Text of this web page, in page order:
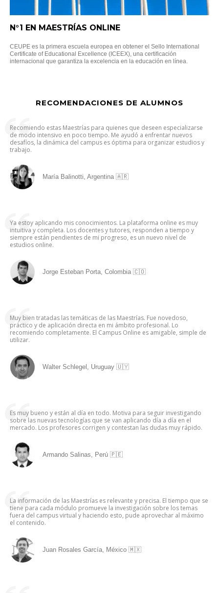
N°1 EN MAESTRÍAS ONLINE
CEUPE es la primera escuela europea en obtener el Sello International
Certificate of Educational Excellence (ICEEX), una certificación
internacional que garantiza la excelencia en la educación en línea.
RECOMENDACIONES DE ALUMNOS
Recomiendo estas Maestrías para quienes que deseen especializarse
de modo intensivo en poco tiempo. Me ayudó a enfrentar nuevos
desafíos, la dinámica del campus es óptima para organizar estudios y
trabajo.
María Balinotti, Argentina 🇦🇷
Ya estoy aplicando mis conocimientos. La plataforma online es muy
intuitiva y completa. Los docentes y tutores, responden a tiempo y
siempre están pendientes de mi progreso, es un nuevo nivel de
estudios online.
Jorge Esteban Porta, Colombia 🇨🇴
Muy bien tratadas las temáticas de las Maestrías. Fue novedoso,
práctico y de aplicación directa en mi ámbito profesional. Lo
recomiendo completamente. El Campus Online es amigable, simple de
utilizar.
Walter Schlegel, Uruguay 🇺🇾
Es muy bueno y están al día en todo. Motiva para seguir investigando
sobre las nuevas tecnologías que se van aplicando día a día en el
mercado. Los profesores corrigen y contestan las dudas muy rápido.
Armando Salinas, Perú 🇵🇪
La información de las Maestrías es relevante y precisa. El tiempo que se
tiene para cada módulo promueve la investigación sobre los temas
fuera del campus virtual y haciendo esto, pude aprovechar al máximo
el contenido.
Juan Rosales García, México 🇲🇽